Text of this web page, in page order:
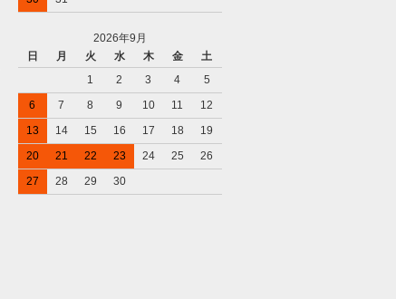
2026年9月
日
月 火 水 木 金
土
1
2 3 4
5
6
7 8 9 10 11
12
13
14 15 16 17 18
19
20
21 22 23 24 25
26
27
28 29 30